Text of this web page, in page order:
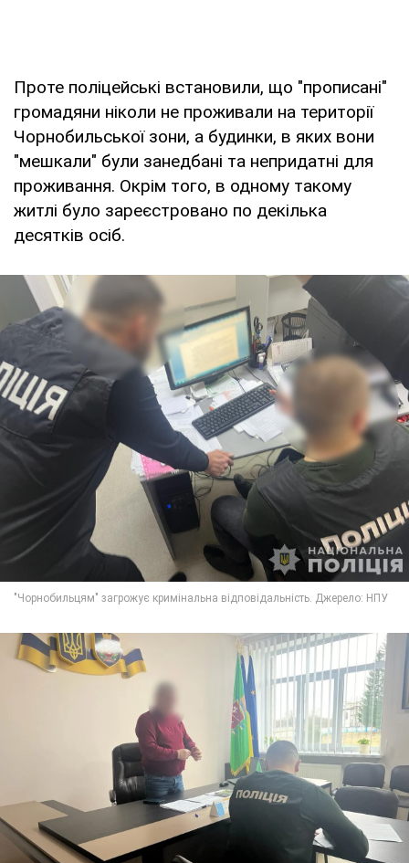
Проте поліцейські встановили, що "прописані"
громадяни ніколи не проживали на території
Чорнобильської зони, а будинки, в яких вони
"мешкали" були занедбані та непридатні для
проживання. Окрім того, в одному такому
житлі було зареєстровано по декілька
десятків осіб.